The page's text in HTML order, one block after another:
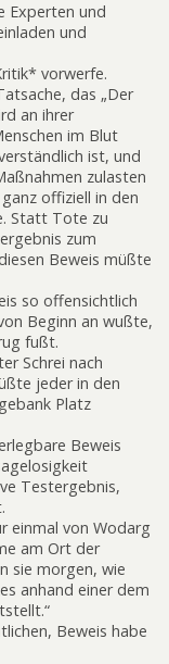
Experten und
und
vorwerfe.
das „Der
an ihrer
im Blut
ist, und
zulasten
offiziell in den
Statt Tote zu
zum
Beweis müßte
so offensichtlich
Beginn an wußte,
fußt.
Schrei nach
jeder in den
Platz
Beweis
Testergebnis,
einmal von Wodarg
am Ort der
sie morgen, wie
anhand einer dem
Beweis habe